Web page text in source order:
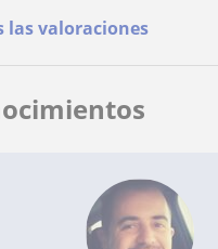
las valoraciones